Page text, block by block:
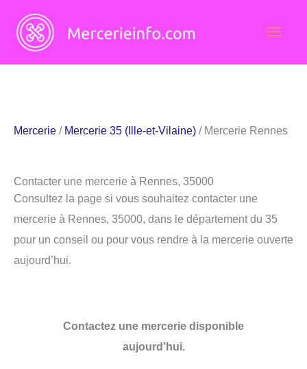
contenu
Mercerie / Mercerie 35 (Ille-et-Vilaine) / Mercerie Rennes
Contacter une mercerie à Rennes, 35000
Consultez la page si vous souhaitez contacter une
mercerie à Rennes, 35000, dans le département du 35
pour un conseil ou pour vous rendre à la mercerie ouverte
aujourd’hui.
Contactez une mercerie disponible
aujourd’hui.